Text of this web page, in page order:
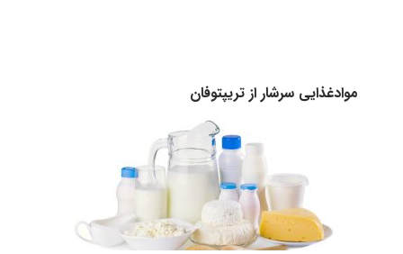
موادغذایی سرشار از تریپتوفان